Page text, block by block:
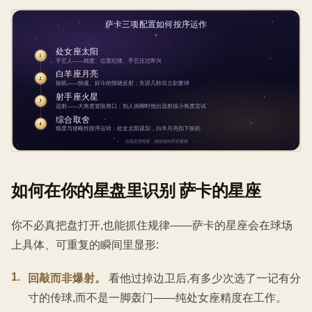
如何在你的星盘里识别 萨卡的星座
你不必真把盘打开,也能抓住规律——萨卡的星座会在球场
上具体、可重复的瞬间里显形:
1. 回敲而非爆射。
看他过掉边卫后,有多少次选了一记有分
寸的传球,而不是一脚轰门——纯处女座精度在工作。